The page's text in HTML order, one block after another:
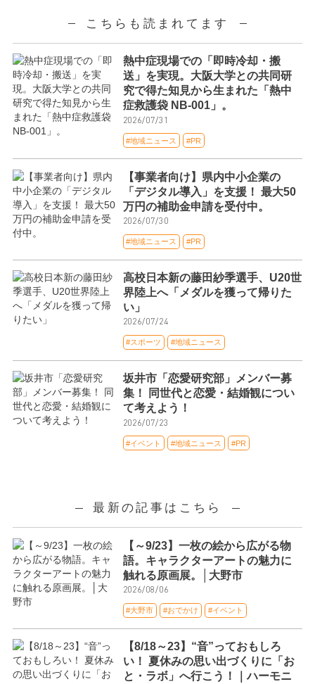
こちらも読まれてます
熱中症現場での「即時冷却・搬
送」を実現。大阪大学との共同研
究で得た知見から生まれた「熱中
症救護袋 NB-001」。
2026/07/31
#地域ニュース #PR
【事業者向け】県内中小企業の
「デジタル導入」を支援！ 最大50
万円の補助金申請を受付中。
2026/07/30
#地域ニュース #PR
高校日本新の藤田紗季選手、U20世
界陸上へ「メダルを獲って帰りた
い」
2026/07/24
#スポーツ #地域ニュース
坂井市「恋愛研究部」メンバー募
集！ 同世代と恋愛・結婚観につい
て考えよう！
2026/07/23
#イベント #地域ニュース #PR
最新の記事はこちら
【～9/23】一枚の絵から広がる物
語。キャラクターアートの魅力に
触れる原画展。│大野市
2026/08/06
#大野市 #おでかけ #イベント
【8/18～23】“音”っておもしろ
い！ 夏休みの思い出づくりに「お
と・ラボ」へ行こう！｜ハーモニ